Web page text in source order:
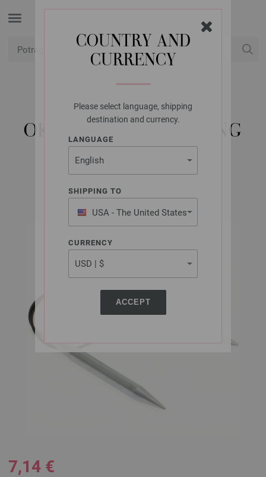
COUNTRY AND
CURRENCY
Please select language, shipping
destination and currency.
LANGUAGE
SHIPPING TO
USA - The United States
of America
CURRENCY
ACCEPT
LANA GROSSA
OKRUGLA IGLA MESING
10,0/50CM
7,14 €